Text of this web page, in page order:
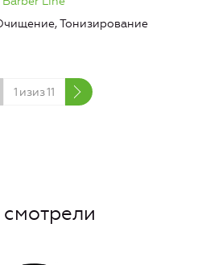
Тонизирование
1 изиз11